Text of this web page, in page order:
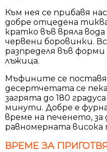
Към нея се прибавя
добре отцедена
кратко във вряла
червени боровинки.
разпределя във
лъжица.
Мъфините се
десертчетата се
загрята до 180
минути. Добре е
време на печенето, за
равномерната
ВРЕМЕ ЗА